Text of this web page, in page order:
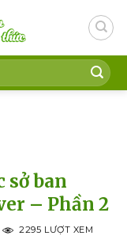
sở ban
– Phần 2
2295 LƯỢT XEM